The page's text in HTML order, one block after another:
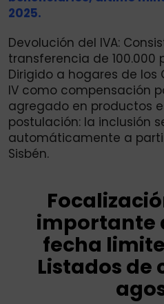
2025.
Devolución del IVA:
transferencia de 100.000
Dirigido a hogares de los
IV como compensación
agregado en productos
postulación: la inclusión
automáticamente a
Sisbén.
importante
fecha
Listados de